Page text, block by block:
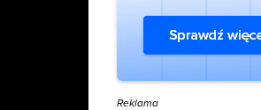
Reklama